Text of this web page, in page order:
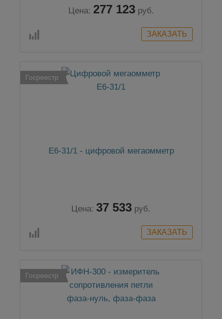
Цена: 277 123 руб.
Госреестр
Е6-31/1 - цифровой мегаомметр
Цена: 37 533 руб.
Госреестр